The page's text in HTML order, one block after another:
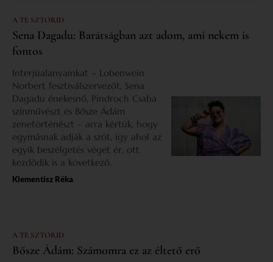
A TE SZTORID
Sena Dagadu: Barátságban azt adom, ami nekem is
fontos
Interjúalanyainkat – Lobenwein
Norbert fesztiválszervezőt, Sena
Dagadu énekesnő, Pindroch Csaba
színművészt és Bősze Ádám
zenetörténészt – arra kértük, hogy
egymásnak adják a szót, így ahol az
egyik beszélgetés véget ér, ott
kezdődik is a következő.
Klementisz Réka
A TE SZTORID
Bősze Ádám: Számomra ez az éltető erő